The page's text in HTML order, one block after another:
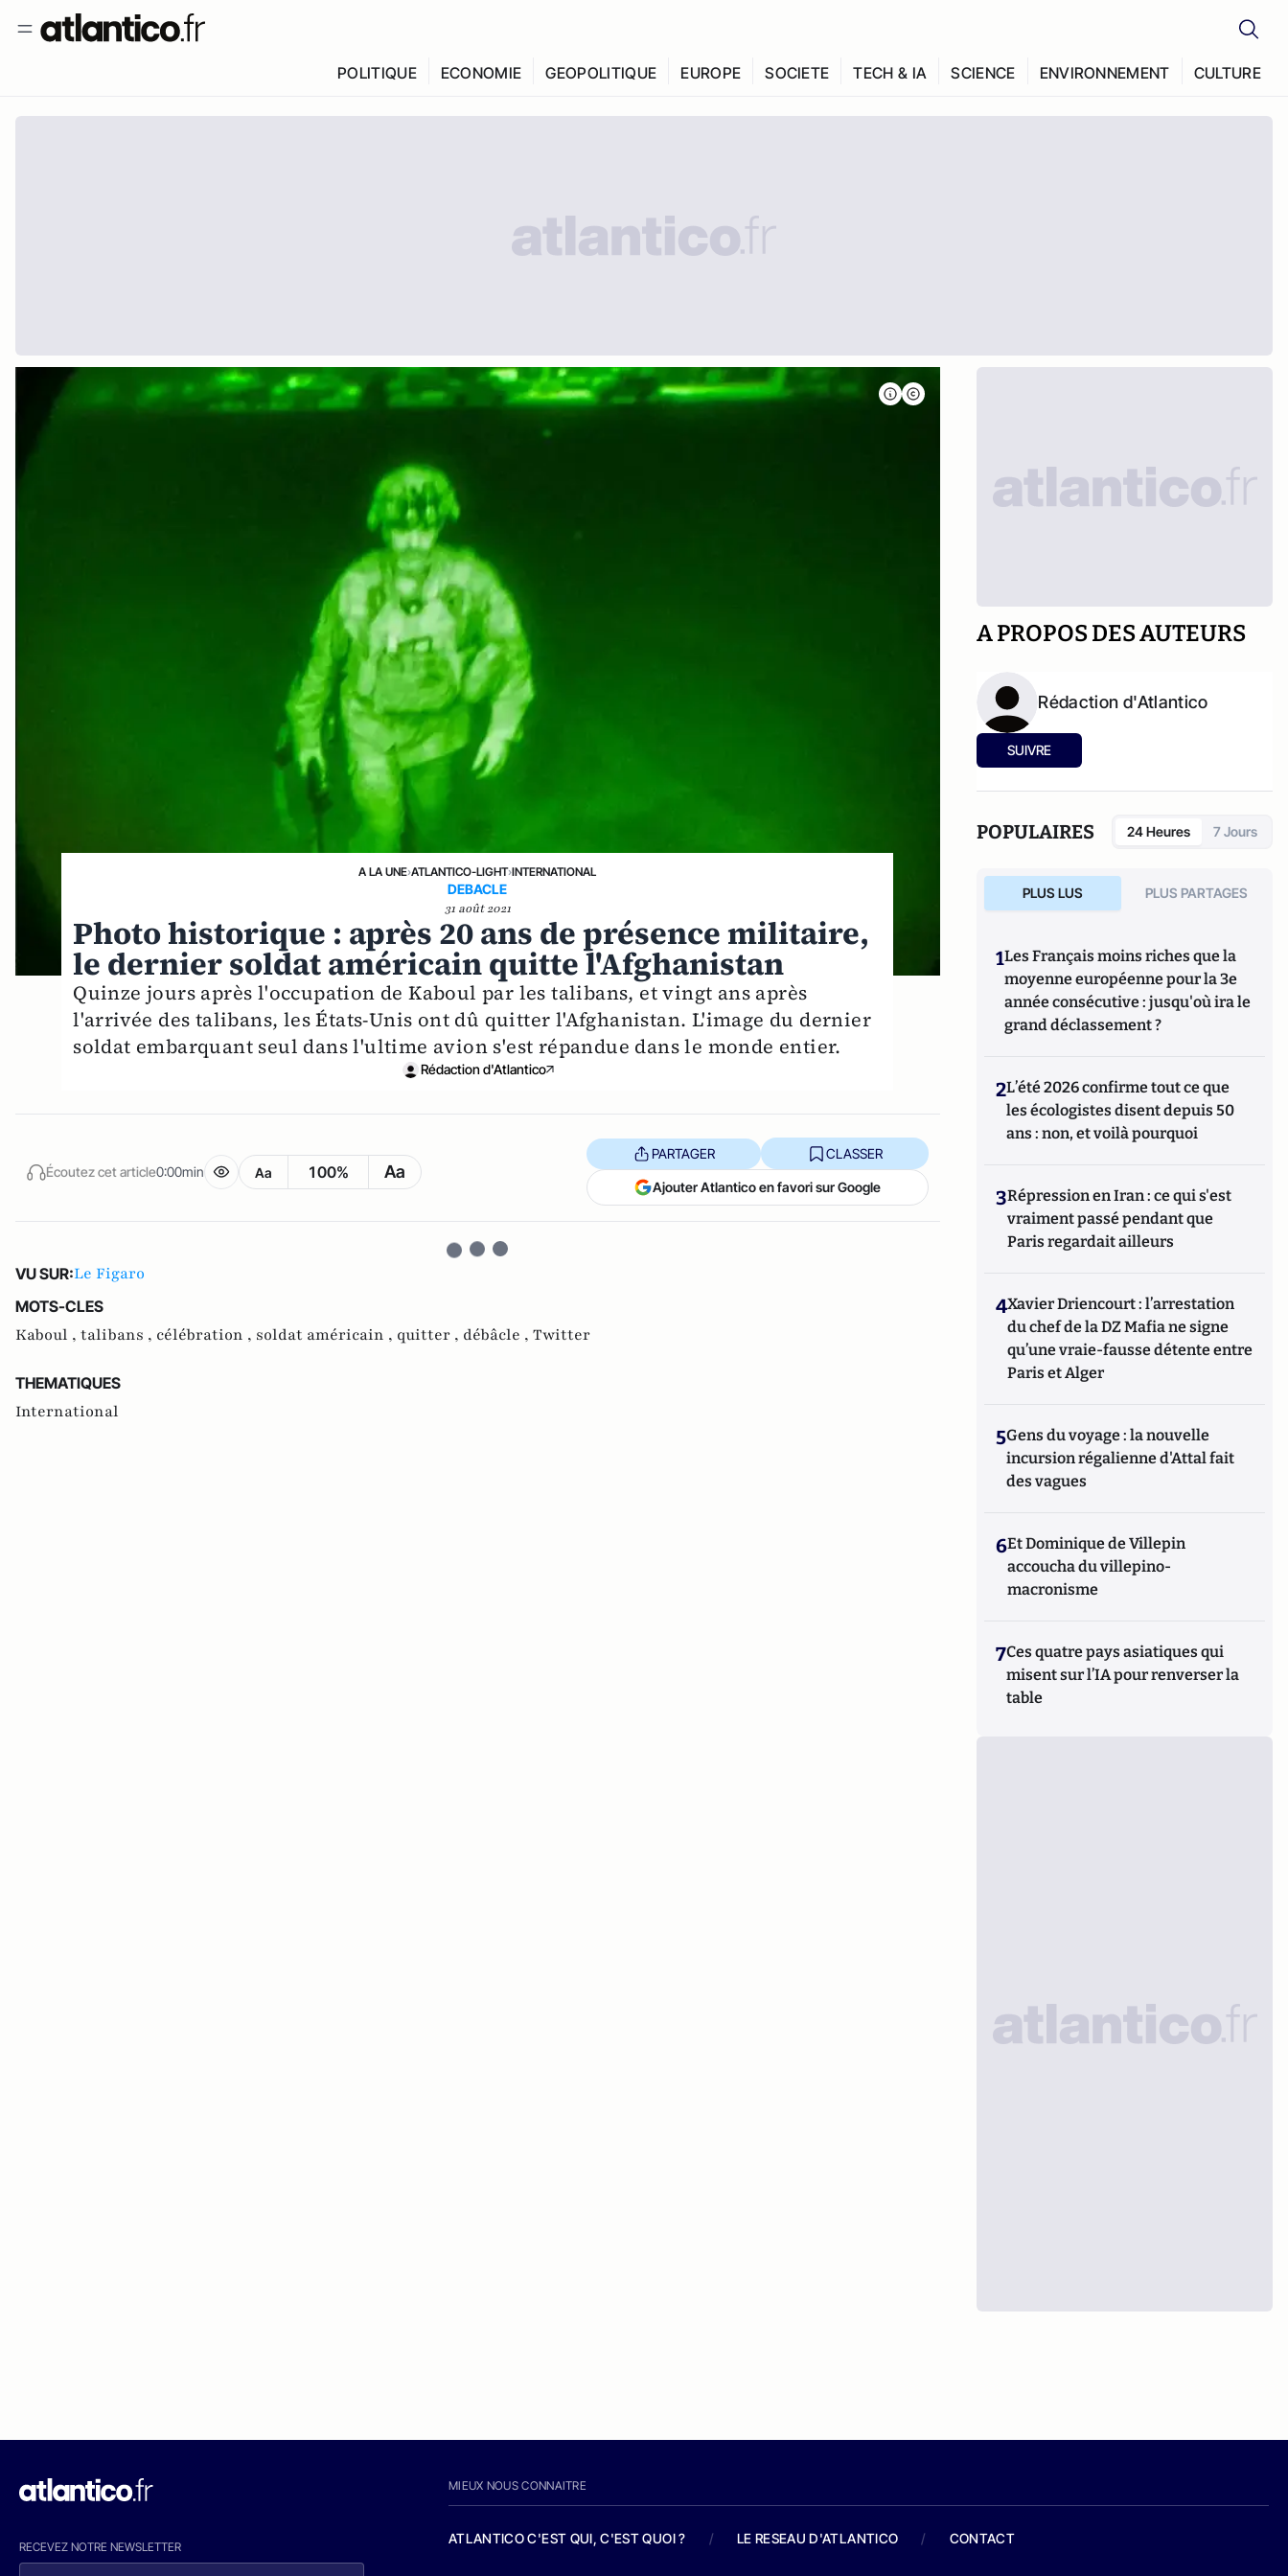
POLITIQUE ECONOMIE GEOPOLITIQUE EUROPE SOCIETE TECH & IA SCIENCE ENVIRONNEMENT CULTURE
A LA UNE›ATLANTICO-LIGHT›INTERNATIONAL
DEBACLE
31 août 2021
Photo historique : après 20 ans de présence militaire,
le dernier soldat américain quitte l'Afghanistan
Quinze jours après l'occupation de Kaboul par les talibans, et vingt ans après
l'arrivée des talibans, les États-Unis ont dû quitter l'Afghanistan. L'image du dernier
soldat embarquant seul dans l'ultime avion s'est répandue dans le monde entier.
Rédaction d'Atlantico
Écoutez cet article0:00min Aa 100% Aa
PARTAGER CLASSER
Ajouter Atlantico en favori sur Google
VU SUR:Le Figaro
MOTS-CLES
Kaboul , talibans , célébration , soldat américain , quitter , débâcle , Twitter
THEMATIQUES
International
A PROPOS DES AUTEURS
Rédaction d'Atlantico
SUIVRE
POPULAIRES 24 Heures 7 Jours
PLUS LUS PLUS PARTAGES
1Les Français moins riches que la
moyenne européenne pour la 3e
année consécutive : jusqu'où ira le
grand déclassement ?
2L’été 2026 confirme tout ce que
les écologistes disent depuis 50
ans : non, et voilà pourquoi
3Répression en Iran : ce qui s'est
vraiment passé pendant que
Paris regardait ailleurs
4Xavier Driencourt : l’arrestation
du chef de la DZ Mafia ne signe
qu’une vraie-fausse détente entre
Paris et Alger
5Gens du voyage : la nouvelle
incursion régalienne d'Attal fait
des vagues
6Et Dominique de Villepin
accoucha du villepino-
macronisme
7Ces quatre pays asiatiques qui
misent sur l’IA pour renverser la
table
RECEVEZ NOTRE NEWSLETTER
MIEUX NOUS CONNAITRE
ATLANTICO C'EST QUI, C'EST QUOI ? / LE RESEAU D'ATLANTICO / CONTACT